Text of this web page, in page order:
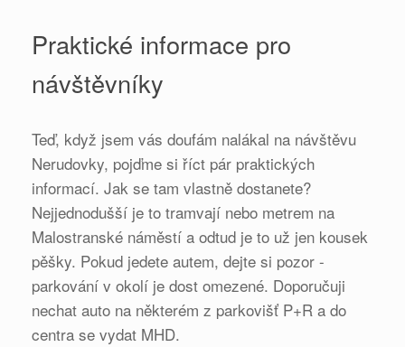
Praktické informace pro
návštěvníky
Teď, když jsem vás doufám nalákal na návštěvu
Nerudovky, pojďme si říct pár praktických
informací. Jak se tam vlastně dostanete?
Nejjednodušší je to tramvají nebo metrem na
Malostranské náměstí a odtud je to už jen kousek
pěšky. Pokud jedete autem, dejte si pozor -
parkování v okolí je dost omezené. Doporučuji
nechat auto na některém z parkovišť P+R a do
centra se vydat MHD.